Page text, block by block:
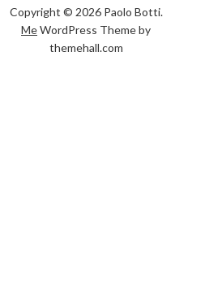
Copyright © 2026 Paolo Botti.
MeWordPress Theme by
themehall.com